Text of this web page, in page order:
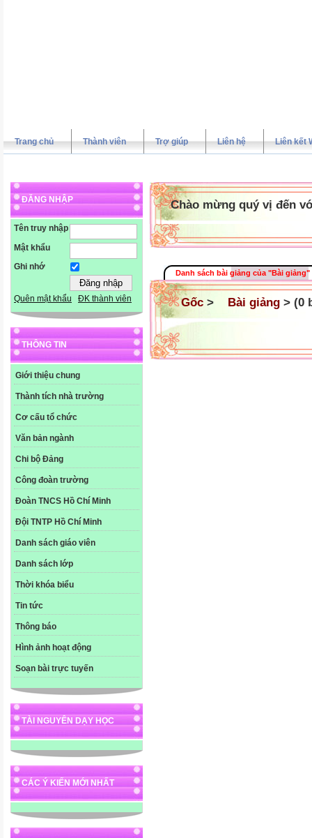
Trang chủ Thành viên Trợ giúp Liên hệ Liên kết
ĐĂNG NHẬP
Tên truy nhập
Mật khẩu
Ghi nhớ
Quên mật khẩu ĐK thành viên
THÔNG TIN
Giới thiệu chung
Thành tích nhà trường
Cơ cấu tổ chức
Văn bản ngành
Chi bộ Đảng
Công đoàn trường
Đoàn TNCS Hồ Chí Minh
Đội TNTP Hồ Chí Minh
Danh sách giáo viên
Danh sách lớp
Thời khóa biểu
Tin tức
Thông báo
Hình ảnh hoạt động
Soạn bài trực tuyến
TÀI NGUYÊN DẠY HỌC
CÁC Ý KIẾN MỚI NHẤT
Chào mừng quý vị đến
Danh sách bài giảng của "Bài giảng"
Gốc > Bài giảng > (0